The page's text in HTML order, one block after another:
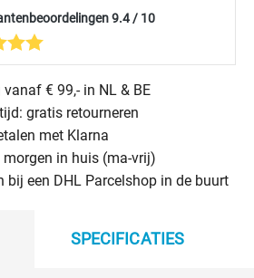
9.4 / 10
€ 99,- in NL & BE
gratis retourneren
met Klarna
in huis (ma-vrij)
bij een DHL Parcelshop in de buurt
SPECIFICATIES